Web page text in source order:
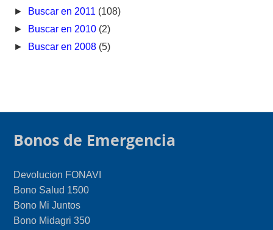
► Buscar en 2011 (108)
► Buscar en 2010 (2)
► Buscar en 2008 (5)
Bonos de Emergencia
Devolucion FONAVI
Bono Salud 1500
Bono Mi Juntos
Bono Midagri 350